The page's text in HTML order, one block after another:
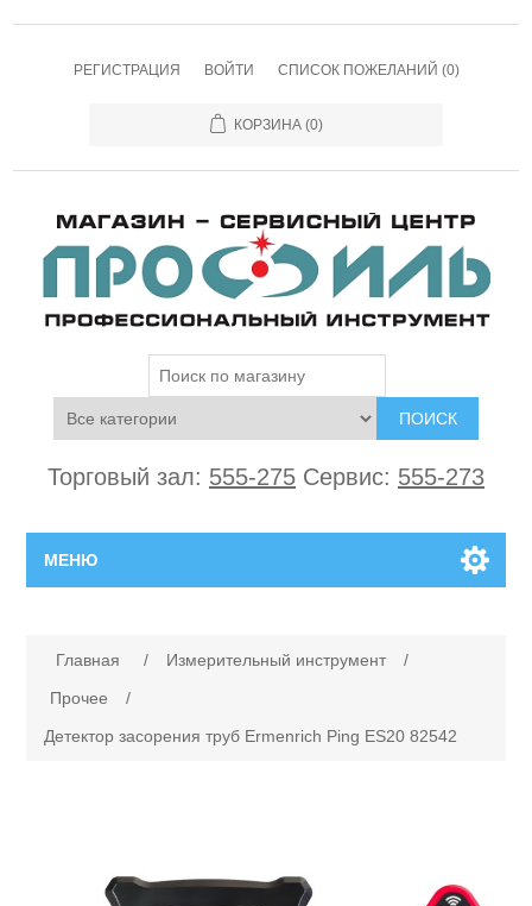
РЕГИСТРАЦИЯ ВОЙТИ СПИСОК ПОЖЕЛАНИЙ (0)
КОРЗИНА (0)
ПОИСК
Торговый зал: 555-275 Сервис: 555-273
МЕНЮ
Сервисный центр
Главная / Измерительный инструмент
/
Прочее
/
Детектор засорения труб Ermenrich Ping ES20 82542